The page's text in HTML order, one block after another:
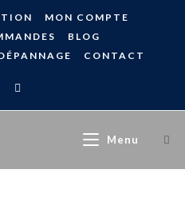
MON COMPTE
BLOG
CONTACT
Menu